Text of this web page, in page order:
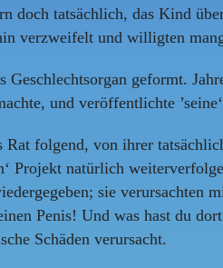
doch tatsächlich, das Kind
verzweifelt und willigten
geformt.
und veröffentlichte
folgend, von ihrer
Projekt natürlich
sie verursachten
Penis! Und was hast du
Schäden verursacht.